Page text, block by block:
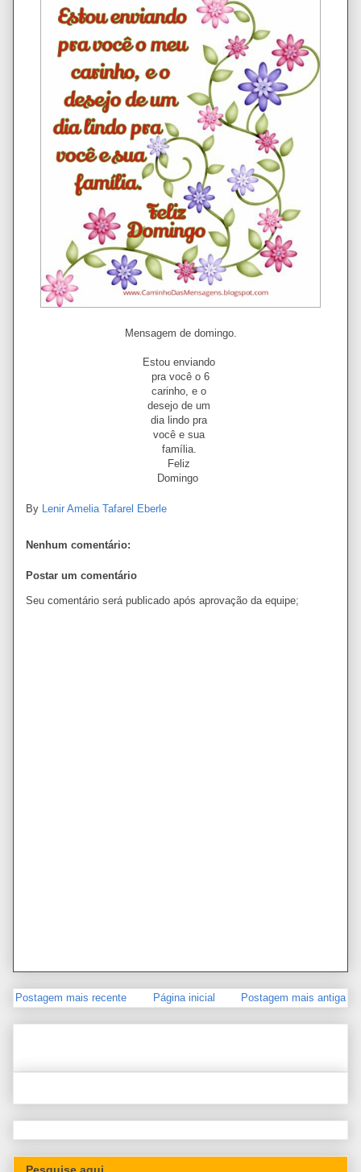
Mensagem de domingo.
Estou enviando
pra você o 6
carinho, e o
desejo de um
dia lindo pra
você e sua
família.
Feliz
Domingo
By Lenir Amelia Tafarel Eberle
Nenhum comentário:
Postar um comentário
Seu comentário será publicado após aprovação da equipe;
Postagem mais recente Postagem mais antiga
Página inicial